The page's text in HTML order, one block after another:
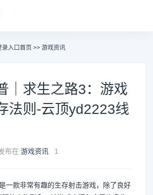
录入口首页 >> 游戏资讯
｜求生之路3：游戏
法则-云顶yd2223线
布在 游戏资讯 1
一款非常有趣的生存射击游戏，除了良好